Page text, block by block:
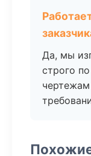
Да, мы
строго